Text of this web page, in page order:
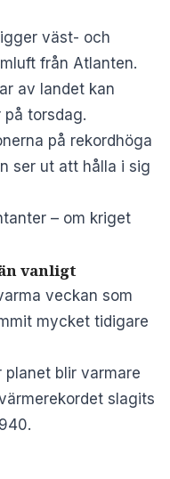
väst- och
från Atlanten.
av landet kan
på torsdag.
på rekordhöga
ser ut att hålla i sig
– om kriget
vanligt
veckan som
mycket tidigare
blir varmare
slagits